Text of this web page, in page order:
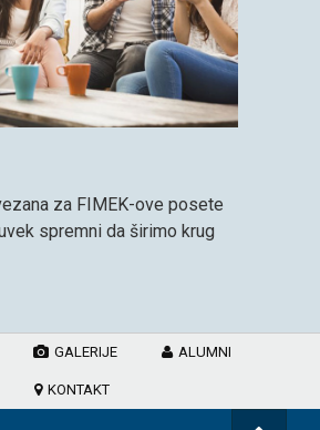
za FIMEK-ove posete
spremni da širimo krug
GALERIJE ALUMNI
KONTAKT